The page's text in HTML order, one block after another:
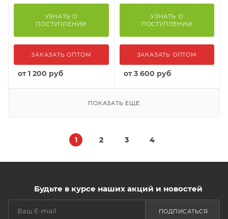
УЗНАТЬ О
ПОСТУПЛЕНИИ
ЗАКАЗАТЬ ОПТОМ
от1 200 руб
УЗНАТЬ О
ПОСТУПЛЕНИИ
ЗАКАЗАТЬ ОПТОМ
от3 600 руб
ПОКАЗАТЬ ЕЩЕ
1 2 3 4
Будьте в курсе наших акций и новостей
ПОДПИСАТЬСЯ